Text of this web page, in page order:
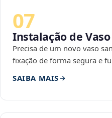
07
Instalação de
Precisa de um novo vaso
fixação de forma segura e
SAIBA MAIS